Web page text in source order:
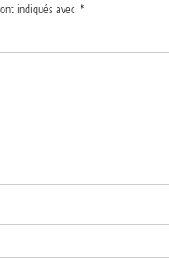
indiqués avec *